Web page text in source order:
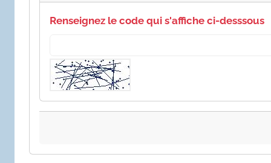
Renseignez le code qui s'affiche ci-desssous